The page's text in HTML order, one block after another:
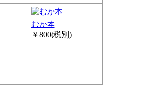
むか本
￥800(税別)